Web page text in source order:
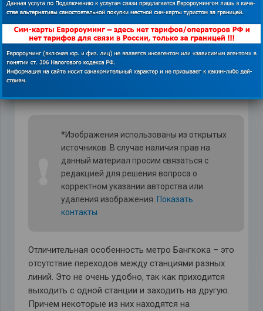
обслуживают скоростные поезда, которые
двигаются без остановок. Время пути от
конечной станции до аэропорта составляет не
больше 20 минут, правда, и цена на билет
выше практически в три раза.
*Изображения использованы из открытых
источников. В случае наличия прав на
данный материал просим связаться с
редакцией для решения вопроса о
корректном указании авторства или
удаления изображения. Показать
контакты
Отличительная особенность метро Бангкока – это
отсутствие переходов между станциями разных
линий. Это не очень удобно, так как приходится
выходить с одной станции и заходить на другую.
Причем некоторые из них находятся на